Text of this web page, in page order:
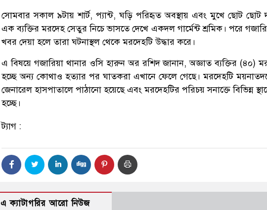
সোমবার সকাল ৯টায় শার্ট, প্যান্ট, ঘড়ি পরিহৃত অবস্থায় এবং মুখে ছোট ছোট
এক ব্যক্তির মরদেহ সেতুর নিচে ভাসতে দেখে একদল গার্মেন্ট শ্রমিক। পরে
খবর দেয়া হলে তারা ঘটনাস্থল থেকে মরদেহটি উদ্ধার করে।
এ বিষয়ে গজারিয়া থানার ওসি হারুন অর রশিদ জানান, অজ্ঞাত ব্যক্তির (৪০)
হচ্ছে অন্য কোথাও হত্যার পর ঘাতকরা এখানে ফেলে গেছে। মরদেহটি
জেনারেল হাসপাতালে পাঠানো হয়েছে এবং মরদেহটির পরিচয় সনাক্তে বিভিন্ন
হচ্ছে।
ট্যাগ :
এ ক্যাটাগরির আরো নিউজ